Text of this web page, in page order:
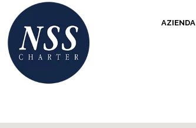
AZIENDA